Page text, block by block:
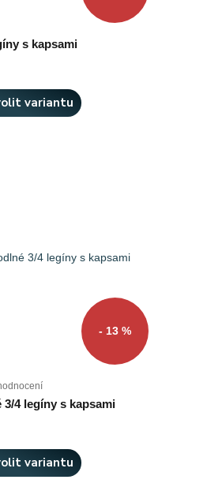
s kapsami
variantu
- 13 %
4 legíny s kapsami
variantu